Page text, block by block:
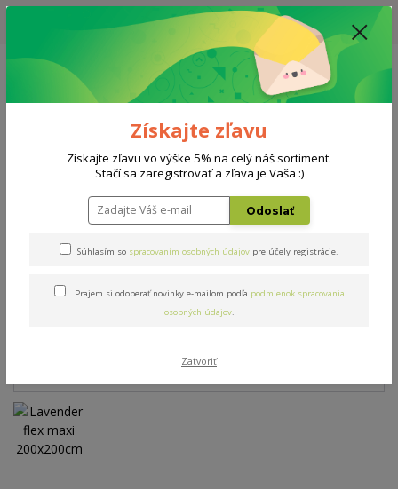
UPOZORNENIE: AKTUÁLNA DODACIA LEHOTA NA MATRACE, ROŠTY A
DOPLNKY - 10-15 PRACOVNÝCH DNÍ
0908 777 700 Po-So: 10-18 hod.
0 €
Lavender flex maxi 200x200cm
Lavender flex maxi
Doprava ZADARMO
Získajte zľavu
Získajte zľavu vo výške 5% na celý náš sortiment.
Stačí sa zaregistrovať a zľava je Vaša :)
Odoslať
Súhlasím so spracovaním osobných údajov pre účely registrácie.
Prajem si odoberať novinky e-mailom podľa podmienok spracovania
osobných údajov.
Zatvoriť